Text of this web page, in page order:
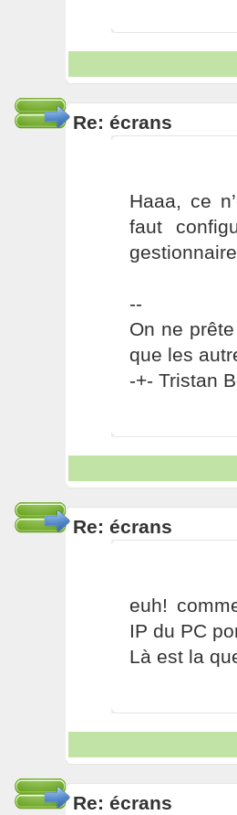
Re: écrans
Haaa, ce
faut
--
On ne
que les
-+- Tristan
Re: écrans
euh!
IP du PC
Là est la
Re: écrans